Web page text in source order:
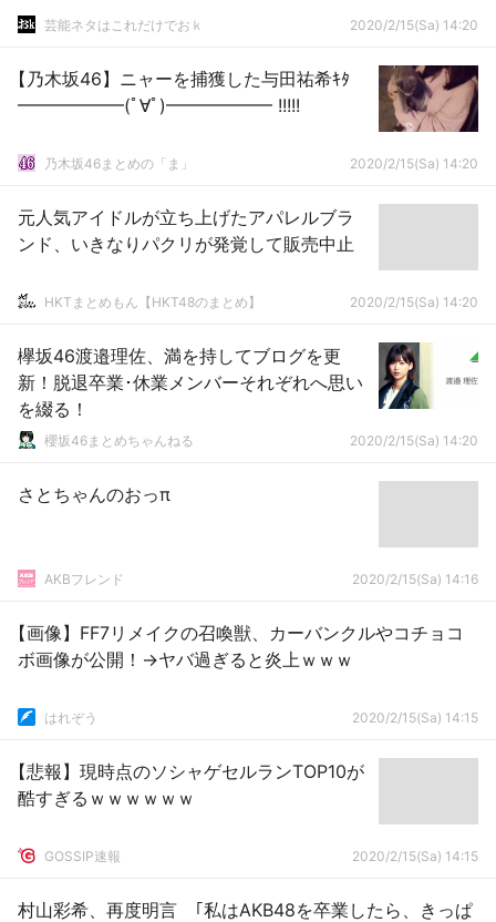
芸能ネタはこれだけでおｋ 2020/2/15(Sa) 14:20
【乃木坂46】ニャーを捕獲した与田祐希ｷﾀ
━━━━━━(ﾟ∀ﾟ)━━━━━━ !!!!!
乃木坂46まとめの「ま」 2020/2/15(Sa) 14:20
元人気アイドルが立ち上げたアパレルブラ
ンド、いきなりパクリが発覚して販売中止
HKTまとめもん【HKT48のまとめ】 2020/2/15(Sa) 14:20
欅坂46渡邉理佐、満を持してブログを更
新！脱退卒業･休業メンバーそれぞれへ思い
を綴る！
櫻坂46まとめちゃんねる 2020/2/15(Sa) 14:20
さとちゃんのおっπ
AKBフレンド 2020/2/15(Sa) 14:16
【画像】FF7リメイクの召喚獣、カーバンクルやコチョコ
ボ画像が公開！→ヤバ過ぎると炎上ｗｗｗ
はれぞう 2020/2/15(Sa) 14:15
【悲報】現時点のソシャゲセルランTOP10が
酷すぎるｗｗｗｗｗｗ
GOSSIP速報 2020/2/15(Sa) 14:15
村山彩希、再度明言 ｢私はAKB48を卒業したら、きっぱ